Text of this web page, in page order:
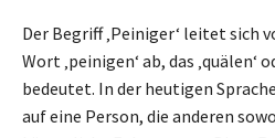
Der Begriff ‚Peiniger‘ leitet sich
Wort ‚peinigen‘ ab, das ‚quälen‘
bedeutet. In der heutigen
auf eine Person, die anderen